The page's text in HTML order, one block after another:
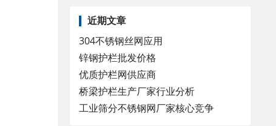
近期文章
304不锈钢丝网应用
锌钢护栏批发价格
优质护栏网供应商
桥梁护栏生产厂家行业分析
工业筛分不锈钢网厂家核心竞争